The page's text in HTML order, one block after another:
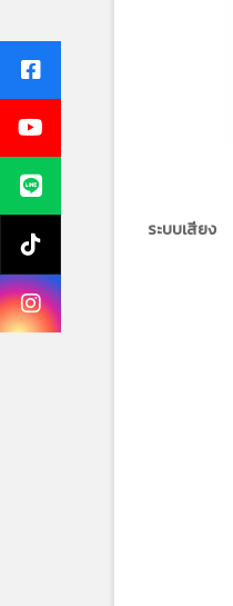
ระบบเสียง